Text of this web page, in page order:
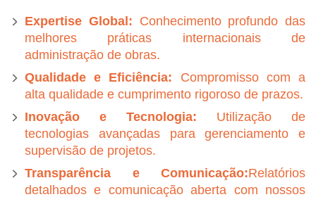
Expertise Global: Conhecimento profundo das
melhores práticas internacionais de
administração de obras.
Qualidade e Eficiência: Compromisso com a
alta qualidade e cumprimento rigoroso de prazos.
Inovação e Tecnologia: Utilização de
tecnologias avançadas para gerenciamento e
supervisão de projetos.
Transparência e Comunicação:Relatórios
detalhados e comunicação aberta com nossos